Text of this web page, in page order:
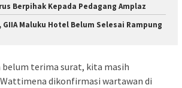
Berpihak Kepada Pedagang Amplaz
Maluku Hotel Belum Selesai Rampung
belum terima surat, kita masih
dikonfirmasi wartawan di